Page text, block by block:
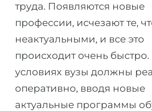
труда. Появляются новые
профессии, исчезают те,
неактуальными, и все это
происходит очень быстро.
условиях вузы должны
оперативно, вводя новые
актуальные программы